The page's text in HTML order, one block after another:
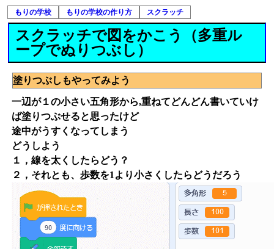
もりの学校 もりの学校の作り方 スクラッチ
スクラッチで図をかこう（多重ル
ープでぬりつぶし）
塗りつぶしもやってみよう
一辺が１の小さい五角形から,重ねてどんどん書いていけ
ば塗りつぶせると思ったけど
途中がうすくなってしまう
どうしよう
１，線を太くしたらどう？
２，それとも、歩数を1より小さくしたらどうだろう